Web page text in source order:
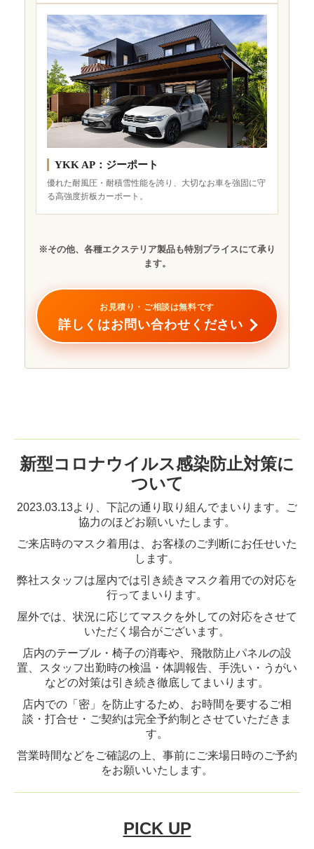
ジーポート
IMAGE AREA
YKK AP：ジーポート
優れた耐風圧・耐積雪性能を誇り、大切なお車を強固に守
る高強度折板カーポート。
※その他、各種エクステリア製品も特別プライスにて承り
ます。
お見積り・ご相談は無料です
詳しくはお問い合わせください
新型コロナウイルス感染防止対策に
ついて
2023.03.13より、下記の通り取り組んでまいります。ご
協力のほどお願いいたします。
ご来店時のマスク着用は、お客様のご判断にお任せいた
します。
弊社スタッフは屋内では引き続きマスク着用での対応を
行ってまいります。
屋外では、状況に応じてマスクを外しての対応をさせて
いただく場合がございます。
店内のテーブル・椅子の消毒や、飛散防止パネルの設
置、スタッフ出勤時の検温・体調報告、手洗い・うがい
などの対策は引き続き徹底してまいります。
店内での「密」を防止するため、お時間を要するご相
談・打合せ・ご契約は完全予約制とさせていただきま
す。
営業時間などをご確認の上、事前にご来場日時のご予約
をお願いいたします。
PICK UP